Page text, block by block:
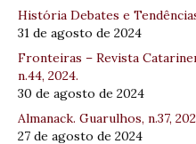
História Debates e
31 de agosto de 2024
Fronteiras – Revista
n.44, 2024.
30 de agosto de 2024
Almanack. Guarulhos, n.37,
27 de agosto de 2024